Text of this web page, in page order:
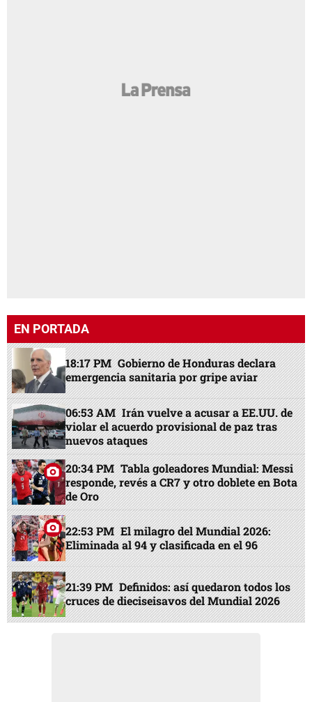
EN PORTADA
18:17 PM Gobierno de Honduras declara
emergencia sanitaria por gripe aviar
06:53 AM Irán vuelve a acusar a EE.UU. de
violar el acuerdo provisional de paz tras
nuevos ataques
20:34 PM Tabla goleadores Mundial: Messi
responde, revés a CR7 y otro doblete en Bota
de Oro
22:53 PM El milagro del Mundial 2026:
Eliminada al 94 y clasificada en el 96
21:39 PM Definidos: así quedaron todos los
cruces de dieciseisavos del Mundial 2026